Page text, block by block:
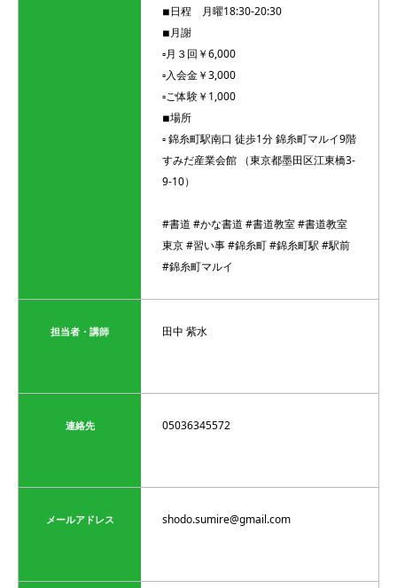
◾︎日程 月曜18:30-20:30
◾︎月謝
▫︎月３回￥6,000
▫︎入会金￥3,000
▫︎ご体験￥1,000
◾︎場所
▫︎ 錦糸町駅南口 徒歩1分 錦糸町マルイ9階
すみだ産業会館 （東京都墨田区江東橋3-
9-10）
#書道 #かな書道 #書道教室 #書道教室
東京 #習い事 #錦糸町 #錦糸町駅 #駅前
#錦糸町マルイ
担当者・講師 田中 紫水
連絡先 05036345572
メールアドレス shodo.sumire@gmail.com